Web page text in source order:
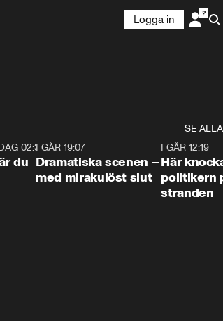
Logga in
SE ALLA
1:06
02:30
du
I GÅR 19:07
Dramatiska scenen –
med mirakulöst slut
I GÅR 12:19
Här
politikern
stranden